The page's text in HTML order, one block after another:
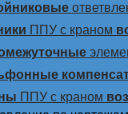
ППУ с краном
ППУ с краном